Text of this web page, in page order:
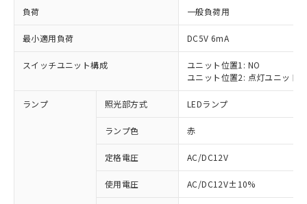
負荷 一般負荷用
最小適用負荷 DC5V 6mA
スイッチユニット構成
ユニット位置1: NO
ユニット位置2: 点灯ユニット
ランプ 照光部方式 LEDランプ
ランプ色 赤
定格電圧 AC/DC12V
使用電圧 AC/DC12V±10%
※1 対応状況